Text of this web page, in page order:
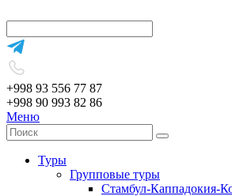
+998 93 556 77 87
+998 90 993 82 86
Меню
Туры
Групповые туры
Стамбул-Каппадокия-